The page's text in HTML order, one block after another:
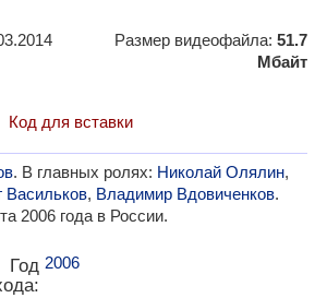
Размер видеофайла: 51.7
Мбайт
Код для вставки
. В главных ролях: Николай Олялин,
Васильков, Владимир Вдовиченков.
2006 года в России.
Год 2006